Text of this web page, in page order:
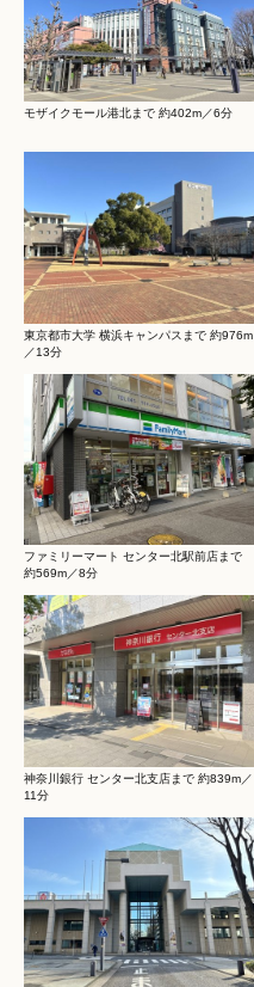
モザイクモール港北まで 約402m／6分
東京都市大学 横浜キャンパスまで 約976m
／13分
ファミリーマート センター北駅前店まで
約569m／8分
神奈川銀行 センター北支店まで 約839m／
11分